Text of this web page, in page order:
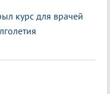
курс для врачей